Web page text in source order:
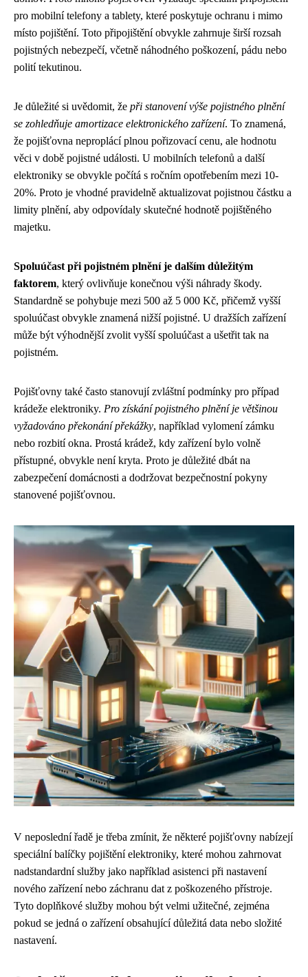
pro mobilní telefony a tablety, které poskytuje ochranu i mimo
místo pojištění. Toto připojištění obvykle zahrnuje širší rozsah
pojistných nebezpečí, včetně náhodného poškození, pádu nebo
polití tekutinou.
Je důležité si uvědomit, že při stanovení výše pojistného plnění
se zohledňuje amortizace elektronického zařízení. To znamená,
že pojišťovna neproplácí plnou pořizovací cenu, ale hodnotu
věci v době pojistné události. U mobilních telefonů a další
elektroniky se obvykle počítá s ročním opotřebením mezi 10-
20%. Proto je vhodné pravidelně aktualizovat pojistnou částku a
limity plnění, aby odpovídaly skutečné hodnotě pojištěného
majetku.
Spoluúčast při pojistném plnění je dalším důležitým
faktorem, který ovlivňuje konečnou výši náhrady škody.
Standardně se pohybuje mezi 500 až 5 000 Kč, přičemž vyšší
spoluúčast obvykle znamená nižší pojistné. U dražších zařízení
může být výhodnější zvolit vyšší spoluúčast a ušetřit tak na
pojistném.
Pojišťovny také často stanovují zvláštní podmínky pro případ
krádeže elektroniky. Pro získání pojistného plnění je většinou
vyžadováno překonání překážky, například vylomení zámku
nebo rozbití okna. Prostá krádež, kdy zařízení bylo volně
přístupné, obvykle není kryta. Proto je důležité dbát na
zabezpečení domácnosti a dodržovat bezpečnostní pokyny
stanovené pojišťovnou.
V neposlední řadě je třeba zmínit, že některé pojišťovny nabízejí
speciální balíčky pojištění elektroniky, které mohou zahrnovat
nadstandardní služby jako například asistenci při nastavení
nového zařízení nebo záchranu dat z poškozeného přístroje.
Tyto doplňkové služby mohou být velmi užitečné, zejména
pokud se jedná o zařízení obsahující důležitá data nebo složité
nastavení.